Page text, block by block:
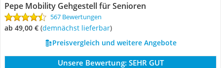
Pepe Mobility Gehgestell für Senioren
567 Bewertungen
ab 49,00 € ( Demnächst lieferbar)
Preisvergleich und weitere Angebote
Unsere Bewertung: SEHR GUT